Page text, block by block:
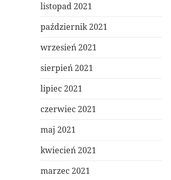
listopad 2021
październik 2021
wrzesień 2021
sierpień 2021
lipiec 2021
czerwiec 2021
maj 2021
kwiecień 2021
marzec 2021